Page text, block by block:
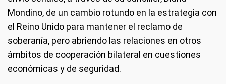
Mondino, de un cambio rotundo en la estrategia con
el Reino Unido para mantener el reclamo de
soberanía, pero abriendo las relaciones en otros
ámbitos de cooperación bilateral en cuestiones
económicas y de seguridad.